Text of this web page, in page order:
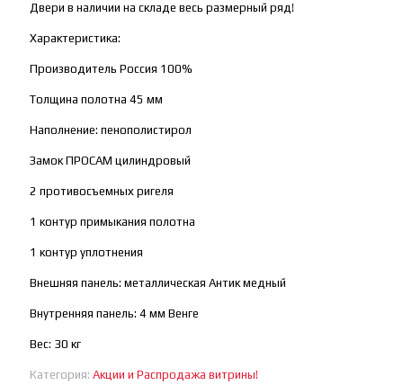
Двери в наличии на складе весь размерный ряд!
Характеристика:
Производитель Россия 100%
Толщина полотна 45 мм
Наполнение: пенополистирол
Замок ПРОСАМ цилиндровый
2 противосъемных ригеля
1 контур примыкания полотна
1 контур уплотнения
Внешняя панель: металлическая Антик медный
Внутренняя панель: 4 мм Венге
Вес: 30 кг
Категория: Акции и Распродажа витрины!